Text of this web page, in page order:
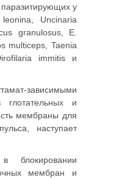
паразитирующих у
Uncinaria
granulosus, E.
multiceps, Taenia
immitis и
зависимыми
и
мембраны для
наступает
блокировании
мембран и